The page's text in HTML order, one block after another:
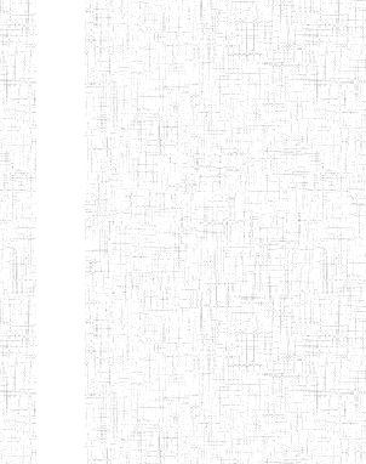
ENI
Chercher:
Effacer les filtres
Denomination
Type